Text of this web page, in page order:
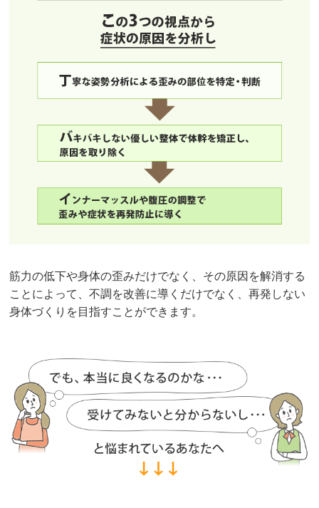
筋力の低下や身体の歪みだけでなく、その原因を解消する
ことによって、不調を改善に導くだけでなく、再発しない
身体づくりを目指すことができます。